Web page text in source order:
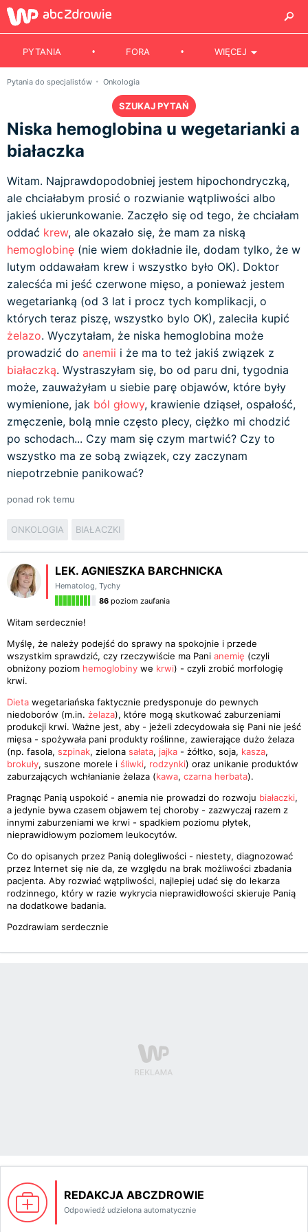
PYTANIA FORA WIĘCEJ
Pytania do specjalistów Onkologia
SZUKAJ PYTAŃ
Niska hemoglobina u wegetarianki a
białaczka
Witam. Najprawdopodobniej jestem hipochondryczką,
ale chciałabym prosić o rozwianie wątpliwości albo
jakieś ukierunkowanie. Zaczęło się od tego, że chciałam
oddać krew, ale okazało się, że mam za niską
hemoglobinę (nie wiem dokładnie ile, dodam tylko, że w
lutym oddawałam krew i wszystko było OK). Doktor
zalecśća mi jeść czerwone mięso, a ponieważ jestem
wegetarianką (od 3 lat i procz tych komplikacji, o
których teraz piszę, wszystko bylo OK), zaleciła kupić
żelazo. Wyczytałam, że niska hemoglobina może
prowadzić do anemii i że ma to też jakiś związek z
białaczką. Wystraszyłam się, bo od paru dni, tygodnia
może, zauważyłam u siebie parę objawów, które były
wymienione, jak ból głowy, krawienie dziąseł, ospałość,
zmęczenie, bolą mnie często plecy, ciężko mi chodzić
po schodach... Czy mam się czym martwić? Czy to
wszystko ma ze sobą związek, czy zaczynam
niepotrzebnie panikować?
ponad rok temu
ONKOLOGIA BIAŁACZKI
LEK. AGNIESZKA BARCHNICKA
Hematolog, Tychy
86 poziom zaufania
Witam serdecznie!
Myślę, że należy podejść do sprawy na spokojnie i przede
wszystkim sprawdzić, czy rzeczywiście ma Pani anemię (czyli
obniżony poziom hemoglobiny we krwi) - czyli zrobić morfologię
krwi.
Dieta wegetariańska faktycznie predysponuje do pewnych
niedoborów (m.in. żelaza), które mogą skutkować zaburzeniami
produkcji krwi. Ważne jest, aby - jeżeli zdecydowała się Pani nie jeść
mięsa - spożywała pani produkty roślinne, zawierające dużo żelaza
(np. fasola, szpinak, zielona sałata, jajka - żółtko, soja, kasza,
brokuły, suszone morele i śliwki, rodzynki) oraz unikanie produktów
zaburzających wchłanianie żelaza (kawa, czarna herbata).
Pragnąc Panią uspokoić - anemia nie prowadzi do rozwoju białaczki,
a jedynie bywa czasem objawem tej choroby - zazwyczaj razem z
innymi zaburzeniami we krwi - spadkiem poziomu płytek,
nieprawidłowym poziomem leukocytów.
Co do opisanych przez Panią dolegliwości - niestety, diagnozować
przez Internet się nie da, ze względu na brak możliwości zbadania
pacjenta. Aby rozwiać wątpliwości, najlepiej udać się do lekarza
rodzinnego, który w razie wykrycia nieprawidłowości skieruje Panią
na dodatkowe badania.
Pozdrawiam serdecznie
REDAKCJA ABCZDROWIE
Odpowiedź udzielona automatycznie